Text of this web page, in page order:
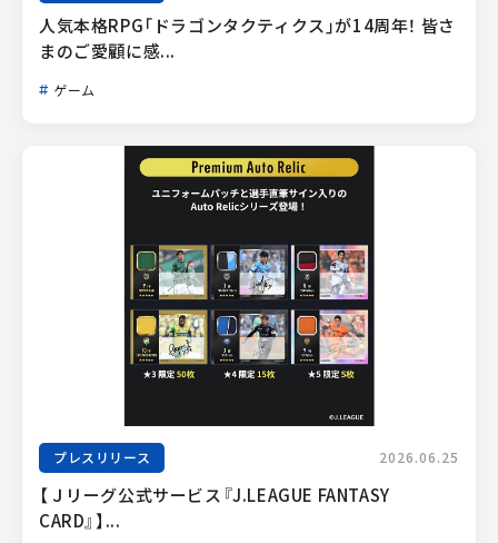
人気本格RPG「ドラゴンタクティクス」が14周年！ 皆さ
まのご愛顧に感...
ゲーム
プレスリリース 2026.06.25
【Ｊリーグ公式サービス『J.LEAGUE FANTASY
CARD』】...